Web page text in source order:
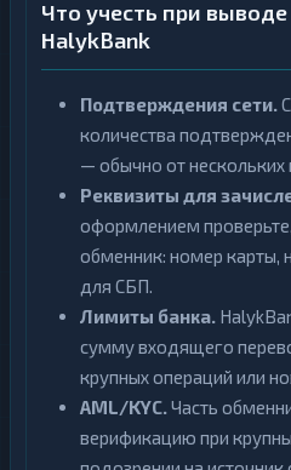
Что учесть при
HalykBank
Подтверждения сети.
количества
— обычно от нескольких
Реквизиты для
оформлением
обменник: номер карты,
для СБП.
Лимиты банка.
сумму входящего
крупных операций или
AML/KYC.Часть
верификацию при